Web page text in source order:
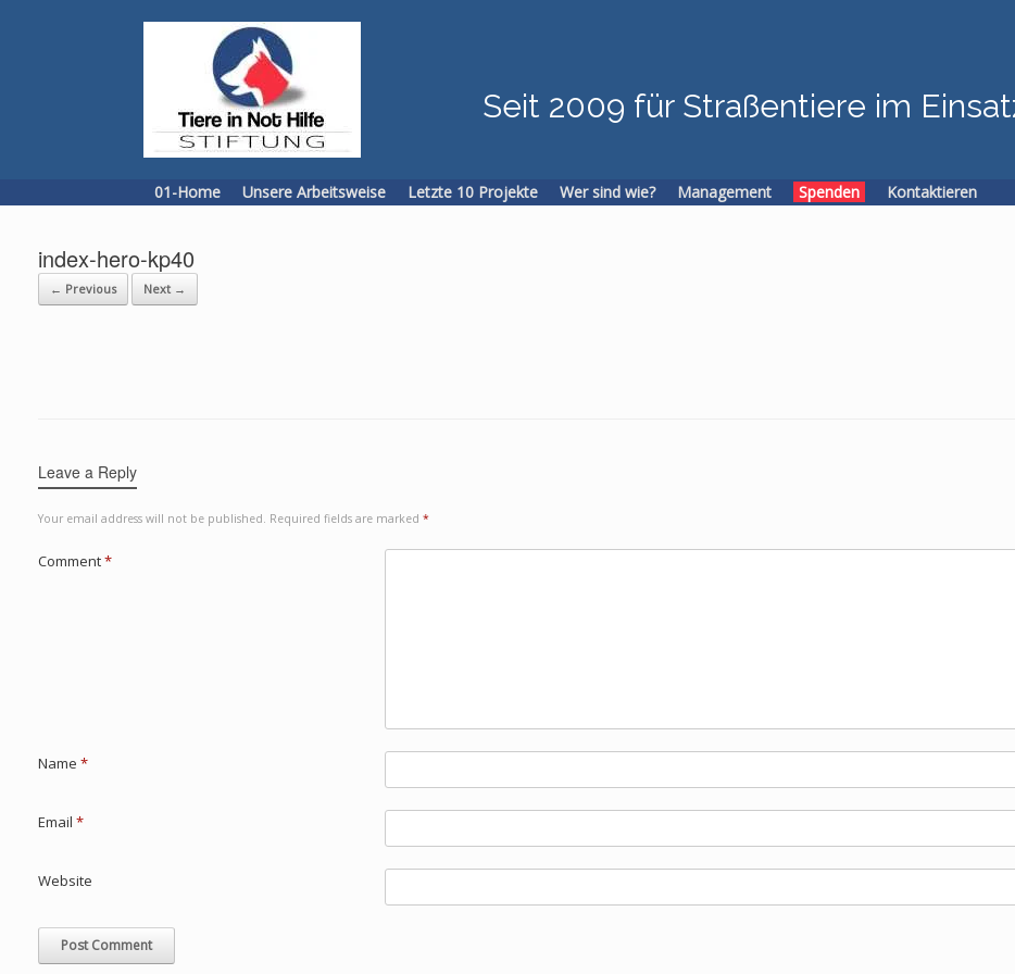
Seit 2009 für Straßentiere im
01-Home Unsere Arbeitsweise Letzte 10 Projekte Wer sind wie? Management Spenden Kontaktieren
index-hero-kp40
← Previous Next →
Leave a Reply
Your email address will not be published. Required fields are marked *
Comment*
Name *
Email *
Website